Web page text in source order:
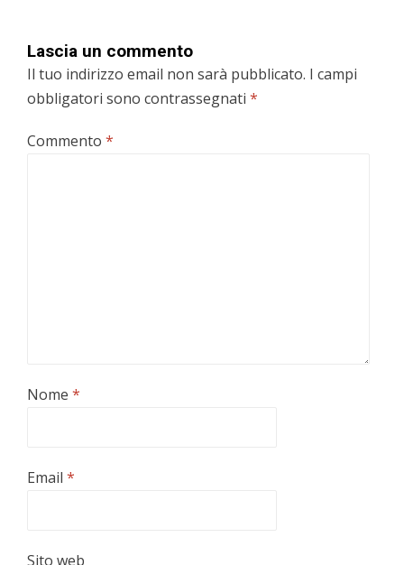
Lascia un commento
Il tuo indirizzo email non sarà pubblicato. I campi
obbligatori sono contrassegnati *
Commento *
Nome *
Email *
Sito web